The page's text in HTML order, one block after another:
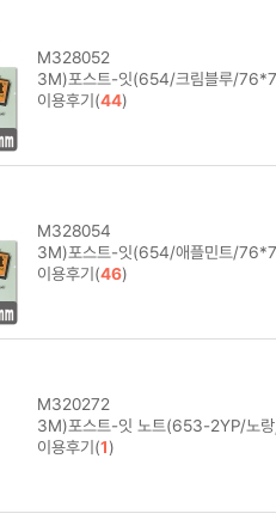
M328052
3M)포스트-잇(654/크림블루/
이용후기(44)
M328054
3M)포스트-잇(654/애플민트/
이용후기(46)
M320272
3M)포스트-잇 노트(653-2YP/노랑
이용후기(1)